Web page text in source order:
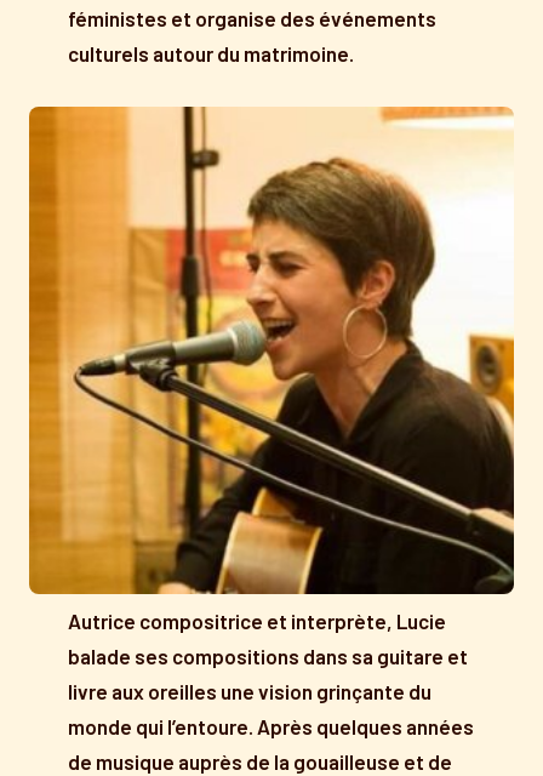
féministes et organise des événements
culturels autour du matrimoine.
Autrice compositrice et interprète, Lucie
balade ses compositions dans sa guitare et
livre aux oreilles une vision grinçante du
monde qui l’entoure. Après quelques années
de musique auprès de la gouailleuse et de